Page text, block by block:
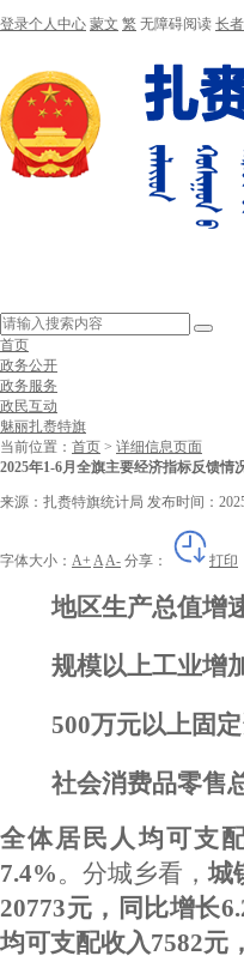
登录个人中心 蒙文 繁 无障碍阅读 长
首页
政务公开
政务服务
政民互动
魅丽扎赉特旗
当前位置： 首页 > 详细信息页面
2025年1-6月全旗主要经济指标反馈情
来源：扎赉特旗统计局 发布时间：
字体大小： A+ AA- 分享： 打印
地区生产总值增
规模以上工业增
500万元以上固
社会消费品零售
全体居民人均可支
7.4%。分城乡看，城
20773元，同比增长
均可支配收入7582元